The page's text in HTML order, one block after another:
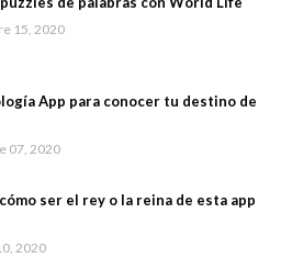
15, 2020
App para conocer tu destino de
07, 2020
ser el rey o la reina de esta app
2020